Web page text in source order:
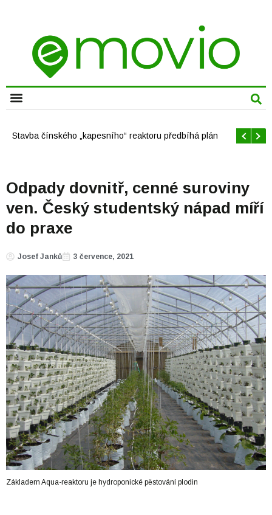
Offshore větrné elektrárny v USA se mají brzy rozrůst
Odpady dovnitř, cenné suroviny
ven. Český studentský nápad míří
do praxe
Josef Janků 3 července, 2021
Základem Aqua-reaktoru je hydroponické pěstování plodin